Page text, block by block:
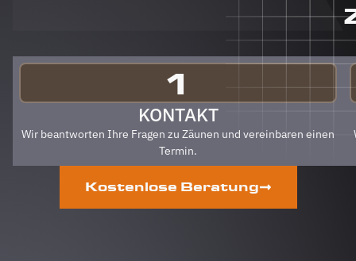
gehen.
Klare
Empfehlung
PS Nach
Fertigstellung,
zum Dank
Abschied
sogar
1
KONTAKT
Wir beantworten Ihre Fragen zu Zäunen und vereinbaren einen
Termin.
Kostenlose Beratung